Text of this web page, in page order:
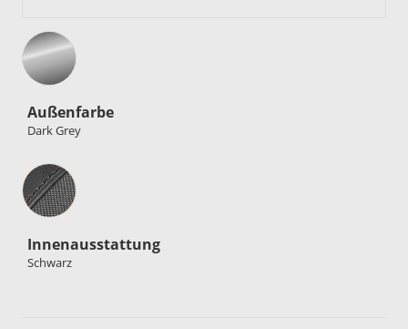
Außenfarbe
Dark Grey
Innenausstattung
Innenausstattung
Schwarz